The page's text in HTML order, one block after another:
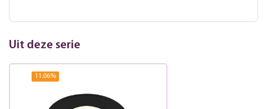
Uit deze serie
11.06%